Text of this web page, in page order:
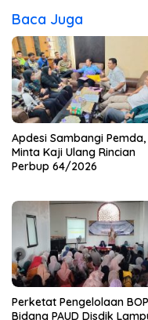
Baca Juga
Apdesi Sambangi Pemda,
Minta Kaji Ulang Rincian
Perbup 64/2026
Perketat Pengelolaan
Bidang PAUD Disdik